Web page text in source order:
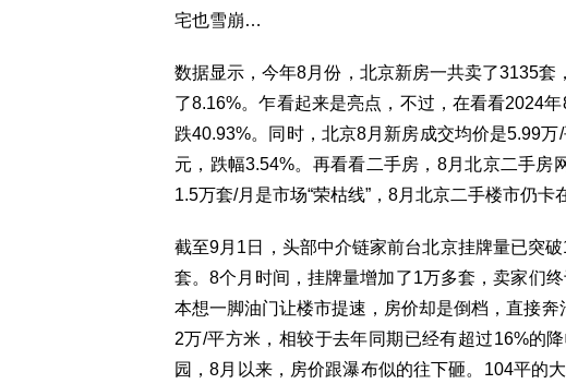
宅也雪崩…
数据显示，今年8月份，北京新房一共卖了3135
了8.16%。乍看起来是亮点，不过，在看看2024
跌40.93%。同时，北京8月新房成交均价是5.99
元，跌幅3.54%。再看看二手房，8月北京二手房
1.5万套/月是市场“荣枯线”，8月北京二手楼市仍卡
截至9月1日，头部中介链家前台北京挂牌量已突
套。8个月时间，挂牌量增加了1万多套，卖家们
本想一脚油门让楼市提速，房价却是倒档，直接
2万/平方米，相较于去年同期已经有超过16%的
园，8月以来，房价跟瀑布似的往下砸。104平的